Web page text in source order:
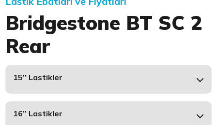
Bridgestone BT SC 2
Rear
15’’ Lastikler
16’’ Lastikler